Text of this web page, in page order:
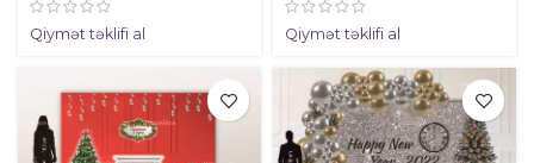
Qiymət təklifi al Qiymət təklifi al